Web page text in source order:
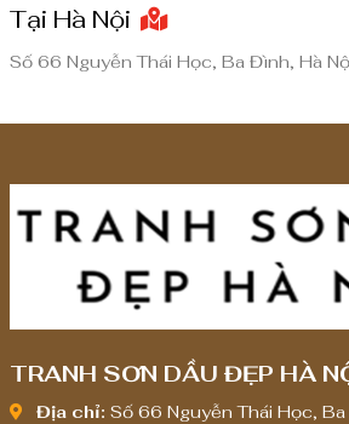
0
₫
Tại Hà Nội
Số 66 Nguyễn Thái Học, Ba Đình, Hà
TRANH SƠN DẦU ĐẸP HÀ
Địa chỉ: Số 66 Nguyễn Thái Học,